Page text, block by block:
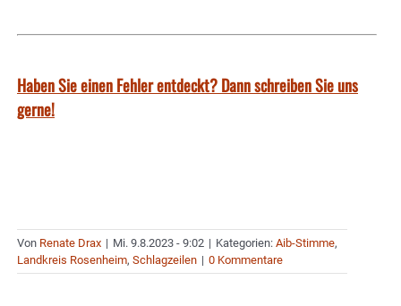
Haben Sie einen Fehler entdeckt? Dann schreiben Sie uns
gerne!
Von Renate Drax | Mi. 9.8.2023 - 9:02 | Kategorien: Aib-Stimme,
Landkreis Rosenheim, Schlagzeilen | 0 Kommentare